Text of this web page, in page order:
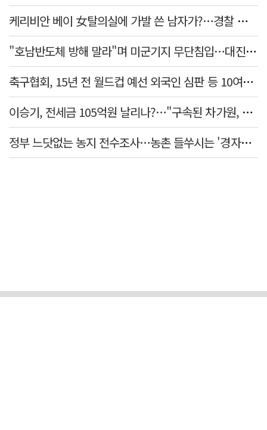
케리비안 베이 女탈의실에 가발 쓴 남자가?…경찰 추적 중
"호남반도체 방해 말라"며 미군기지 무단침입…대진연 회원 3명 '구속'
축구협회, 15년 전 월드컵 예선 외국인 심판 등 10여명에 '성 접대'
이승기, 전세금 105억원 날리나?…"구속된 차가원, 형사 범죄 영역"
정부 느닷없는 농지 전수조사…농촌 들쑤시는 '경자유전'의 칼날